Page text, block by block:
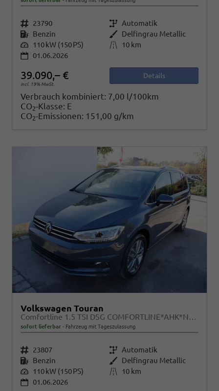
Fahrzeugnr. 23790 Getriebe Automatik
Kraftstoff Benzin Außenfarbe Delfingrau Metallic
Leistung 110 kW (150 PS) Kilometerstand
10 km
01.06.2026
39.090,– €
incl. 19% MwSt.
Details
Verbrauch kombiniert: 7,00 l/100km
CO2-Klasse: E
CO2-Emissionen: 151,00 g/km
Volkswagen Touran
Comfortline 1.5 TSI DSG COMFORTLINE*AHK*NAVI*ACC*PDC*LED*SHZ*KAMERA*7-SITZER*17-ZOLL
sofort lieferbar Fahrzeug mit Tageszulassung
Fahrzeugnr. 23807 Getriebe Automatik
Kraftstoff Benzin Außenfarbe Delfingrau Metallic
Leistung 110 kW (150 PS) Kilometerstand
10 km
01.06.2026